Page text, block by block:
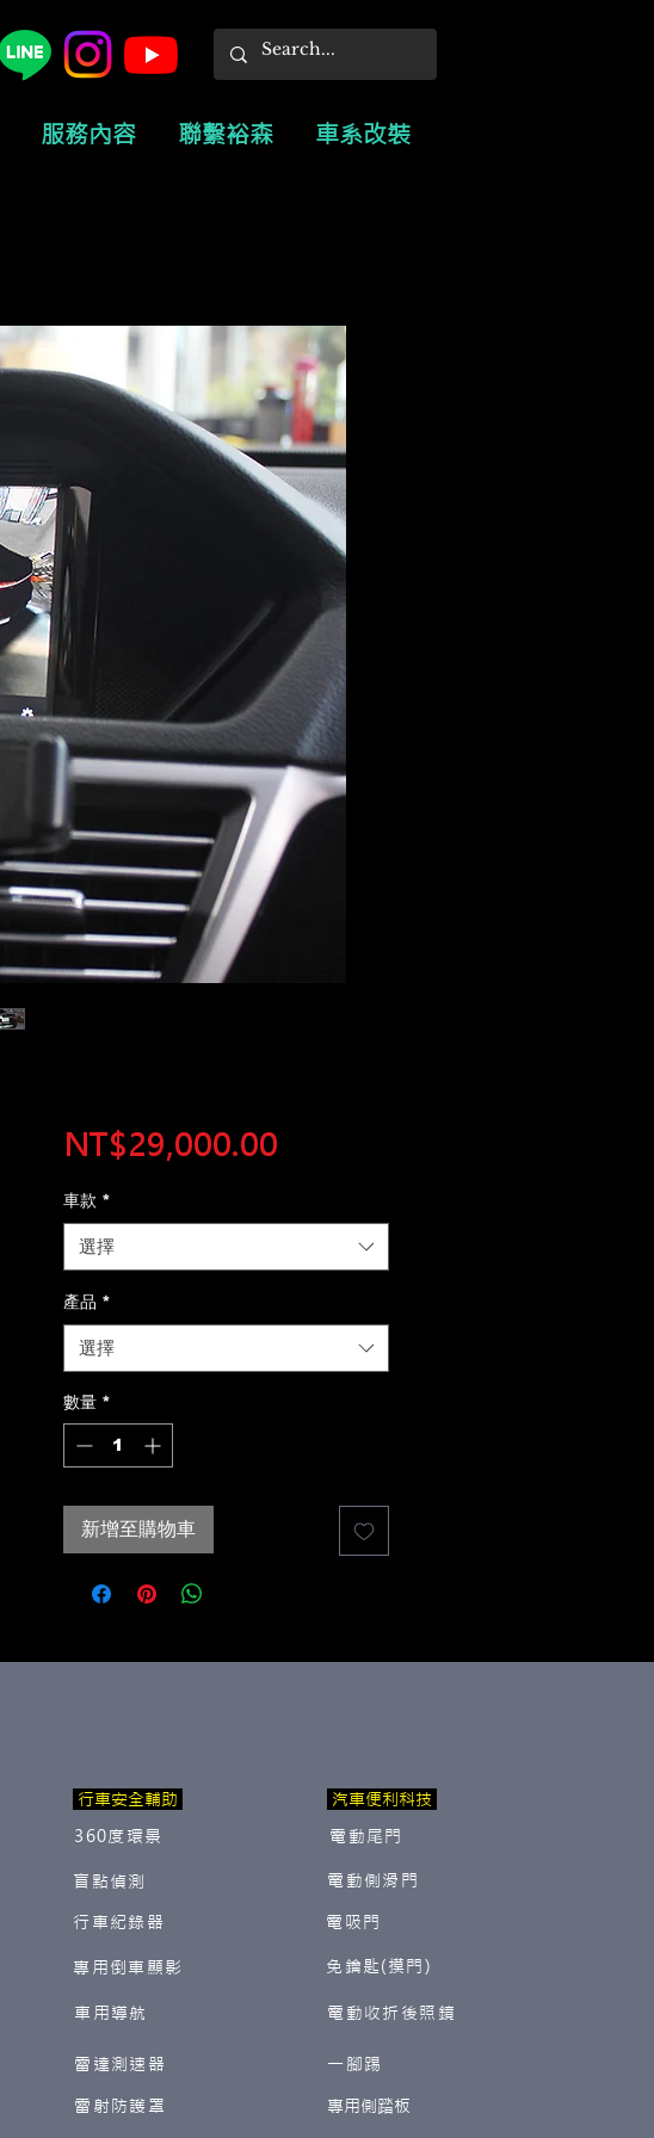
服務內容 聯繫裕森 車系改裝
NT$29,000.00價
車款 *
選擇
產品 *
選擇
數量 *
新增至購物車
行車安全輔助
360度環景
盲點偵測
行車紀錄器
專用倒車顯影
車用導航
汽車便利科技
電動尾門
電動側滑門
電吸門
免鑰匙(摸門)
電動收折後照鏡
雷達測速器
雷射防護罩
一腳踢
​專用側踏板